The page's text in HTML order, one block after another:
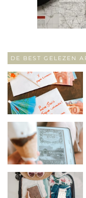
DE BEST GELEZEN